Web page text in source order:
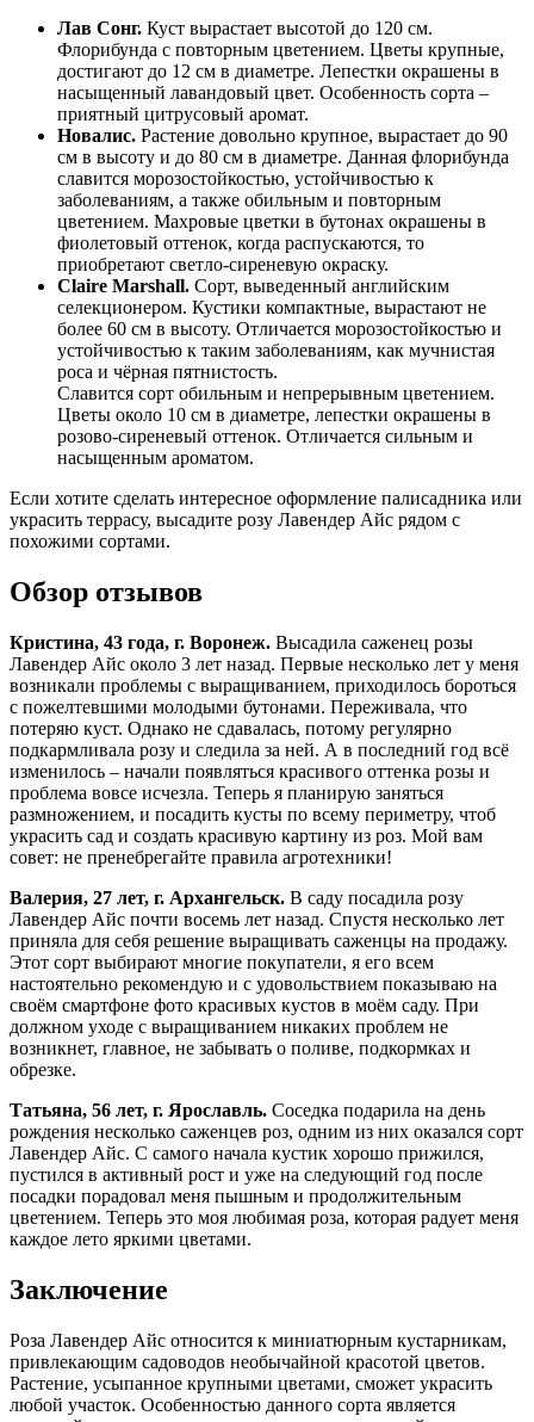
Лав Сонг. Куст вырастает высотой до 120 см.
Флорибунда с повторным цветением. Цветы крупные,
достигают до 12 см в диаметре. Лепестки окрашены в
насыщенный лавандовый цвет. Особенность сорта –
приятный цитрусовый аромат.
Новалис. Растение довольно крупное, вырастает до 90
см в высоту и до 80 см в диаметре. Данная флорибунда
славится морозостойкостью, устойчивостью к
заболеваниям, а также обильным и повторным
цветением. Махровые цветки в бутонах окрашены в
фиолетовый оттенок, когда распускаются, то
приобретают светло-сиреневую окраску.
Claire Marshall. Сорт, выведенный английским
селекционером. Кустики компактные, вырастают не
более 60 см в высоту. Отличается морозостойкостью и
устойчивостью к таким заболеваниям, как мучнистая
роса и чёрная пятнистость.
Славится сорт обильным и непрерывным цветением.
Цветы около 10 см в диаметре, лепестки окрашены в
розово-сиреневый оттенок. Отличается сильным и
насыщенным ароматом.
Если хотите сделать интересное оформление палисадника или
украсить террасу, высадите розу Лавендер Айс рядом с
похожими сортами.
Обзор отзывов
Кристина, 43 года, г. Воронеж. Высадила саженец розы
Лавендер Айс около 3 лет назад. Первые несколько лет у меня
возникали проблемы с выращиванием, приходилось бороться
с пожелтевшими молодыми бутонами. Переживала, что
потеряю куст. Однако не сдавалась, потому регулярно
подкармливала розу и следила за ней. А в последний год всё
изменилось – начали появляться красивого оттенка розы и
проблема вовсе исчезла. Теперь я планирую заняться
размножением, и посадить кусты по всему периметру, чтоб
украсить сад и создать красивую картину из роз. Мой вам
совет: не пренебрегайте правила агротехники!
Валерия, 27 лет, г. Архангельск. В саду посадила розу
Лавендер Айс почти восемь лет назад. Спустя несколько лет
приняла для себя решение выращивать саженцы на продажу.
Этот сорт выбирают многие покупатели, я его всем
настоятельно рекомендую и с удовольствием показываю на
своём смартфоне фото красивых кустов в моём саду. При
должном уходе с выращиванием никаких проблем не
возникнет, главное, не забывать о поливе, подкормках и
обрезке.
Татьяна, 56 лет, г. Ярославль. Соседка подарила на день
рождения несколько саженцев роз, одним из них оказался сорт
Лавендер Айс. С самого начала кустик хорошо прижился,
пустился в активный рост и уже на следующий год после
посадки порадовал меня пышным и продолжительным
цветением. Теперь это моя любимая роза, которая радует меня
каждое лето яркими цветами.
Заключение
Роза Лавендер Айс относится к миниатюрным кустарникам,
привлекающим садоводов необычайной красотой цветов.
Растение, усыпанное крупными цветами, сможет украсить
любой участок. Особенностью данного сорта является